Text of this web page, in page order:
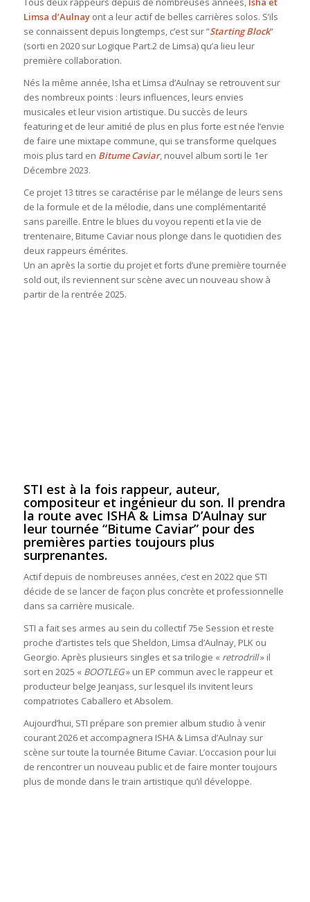
Limsa d’Aulnayont a leur actif de belles carrières solos. S’ils
se connaissent depuis longtemps, c’est sur “Starting Block”
(sorti en 2020 sur Logique Part.2 de Limsa) qu’a lieu leur
première collaboration.
Nés la même année, Isha et Limsa d’Aulnay se retrouvent sur
des nombreux points : leurs influences, leurs envies
musicales et leur vision artistique. Du succès de leurs
featuring et de leur amitié de plus en plus forte est née l’envie
de faire une mixtape commune, qui se transforme quelques
mois plus tard en Bitume Caviar, nouvel album sorti le 1er
Décembre 2023.
Ce projet 13 titres se caractérise par le mélange de leurs sens
de la formule et de la mélodie, dans une complémentarité
sans pareille. Entre le blues du voyou repenti et la vie de
trentenaire, Bitume Caviar nous plonge dans le quotidien des
deux rappeurs émérites.
Un an après la sortie du projet et forts d’une première tournée
sold out, ils reviennent sur scène avec un nouveau show à
partir de la rentrée 2025.
STI est à la fois rappeur, auteur,
compositeur et ingénieur du son. Il prendra
la route avec ISHA & Limsa D’Aulnay sur
leur tournée “Bitume Caviar” pour des
premières parties toujours plus
surprenantes.
Actif depuis de nombreuses années, c’est en 2022 que STI
décide de se lancer de façon plus concrète et professionnelle
dans sa carrière musicale.
STI a fait ses armes au sein du collectif 75e Session et reste
proche d’artistes tels que Sheldon, Limsa d’Aulnay, PLK ou
Georgio. Après plusieurs singles et sa trilogie « retrodrill» il
sort en 2025 « BOOTLEG» un EP commun avec le rappeur et
producteur belge Jeanjass, sur lesquel ils invitent leurs
compatriotes Caballero et Absolem.
Aujourd’hui, STI prépare son premier album studio à venir
courant 2026 et accompagnera ISHA & Limsa d’Aulnay sur
scène sur toute la tournée Bitume Caviar. L’occasion pour lui
de rencontrer un nouveau public et de faire monter toujours
plus de monde dans le train artistique qu’il développe.